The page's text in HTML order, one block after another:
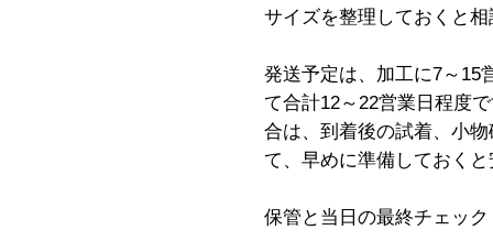
サイズを整理しておくと
発送予定は、加工に7～15
て合計12～22営業日程度
合は、到着後の試着、小
て、早めに準備しておく
保管と当日の最終チェック